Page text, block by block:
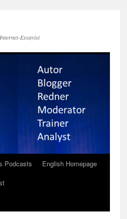
Internet-Essayist
Podcasts
English Homepage